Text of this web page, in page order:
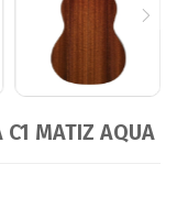
C1 MATIZ AQUA